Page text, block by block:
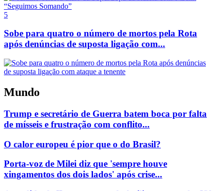
5
Sobe para quatro o número de mortos pela Rota
após denúncias de suposta ligação com...
Mundo
Trump e secretário de Guerra batem boca por falta
de mísseis e frustração com conflito...
O calor europeu é pior que o do Brasil?
Porta-voz de Milei diz que 'sempre houve
xingamentos dos dois lados' após crise...